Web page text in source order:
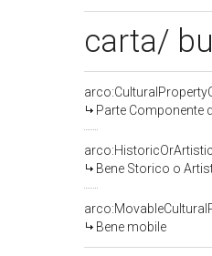
carta/
Parte Componente
Bene Storico o
Bene mobile